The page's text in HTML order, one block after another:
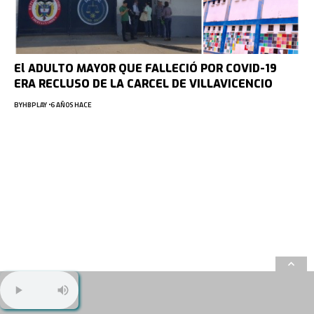
El ADULTO MAYOR QUE FALLECIÓ POR COVID-19
ERA RECLUSO DE LA CARCEL DE VILLAVICENCIO
BYHBPLAY 6 AÑOS HACE